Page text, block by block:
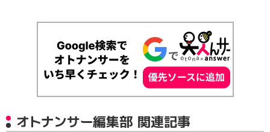
オトナンサー編集部 関連記事